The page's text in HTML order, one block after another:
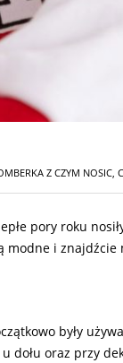
Z CZYM NOSIC,
pory roku
modne i
były
dołu oraz przy